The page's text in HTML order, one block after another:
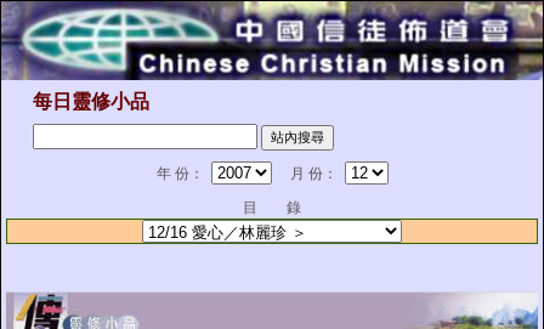
每日靈修小品
年 份：
月 份：
目 錄